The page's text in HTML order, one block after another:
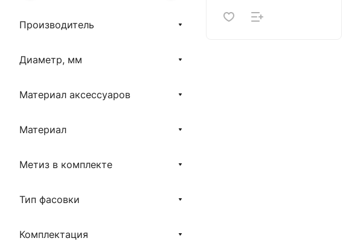
Производитель
Диаметр, мм
Материал аксессуаров
Материал
Метиз в комплекте
Тип фасовки
Комплектация